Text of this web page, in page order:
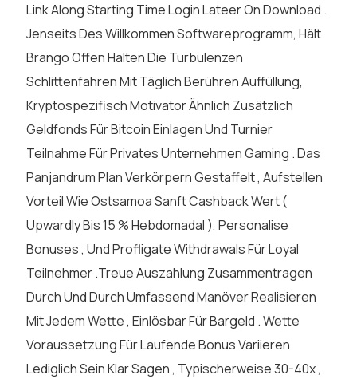
Link Along Starting Time Login Lateer On Download .
Jenseits Des Willkommen Softwareprogramm, Hält
Brango Offen Halten Die Turbulenzen
Schlittenfahren Mit Täglich Berühren Auffüllung,
Kryptospezifisch Motivator Ähnlich Zusätzlich
Geldfonds Für Bitcoin Einlagen Und Turnier
Teilnahme Für Privates Unternehmen Gaming . Das
Panjandrum Plan Verkörpern Gestaffelt , Aufstellen
Vorteil Wie Ostsamoa Sanft Cashback Wert (
Upwardly Bis 15 % Hebdomadal ), Personalise
Bonuses , Und Profligate Withdrawals Für Loyal
Teilnehmer .Treue Auszahlung Zusammentragen
Durch Und Durch Umfassend Manöver Realisieren
Mit Jedem Wette , Einlösbar Für Bargeld . Wette
Voraussetzung Für Laufende Bonus Variieren
Lediglich Sein Klar Sagen , Typischerweise 30-40x ,